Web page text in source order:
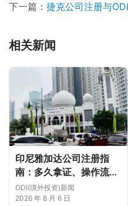
下一篇： 捷克公司注册与
相关新闻
印尼雅加达公司注册指
南：多久拿证、操作流程
与股东新规（附材料清单
及成功案例与正规靠谱代
ODI(境外投资)新闻
2026 年 8 月 6 日